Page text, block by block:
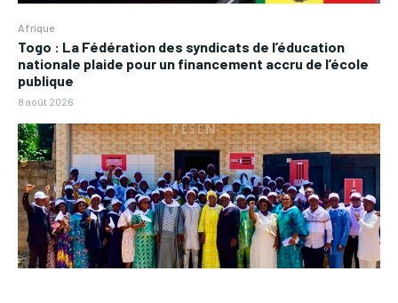
Afrique
Togo : La Fédération des syndicats de l’éducation
nationale plaide pour un financement accru de l’école
publique
8 août 2026